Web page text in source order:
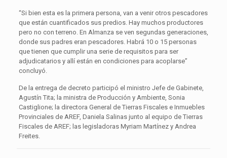
“Si bien esta es la primera persona, van a venir otros pescadores
que están cuantificados sus predios. Hay muchos productores
pero no con terreno. En Almanza se ven segundas generaciones,
donde sus padres eran pescadores. Habrá 10 o 15 personas
que tienen que cumplir una serie de requisitos para ser
adjudicatarios y allí están en condiciones para acoplarse”
concluyó.
De la entrega de decreto participó el ministro Jefe de Gabinete,
Agustín Tita; la ministra de Producción y Ambiente, Sonia
Castiglione; la directora General de Tierras Fiscales e Inmuebles
Provinciales de AREF, Daniela Salinas junto al equipo de Tierras
Fiscales de AREF; las legisladoras Myriam Martínez y Andrea
Freites.